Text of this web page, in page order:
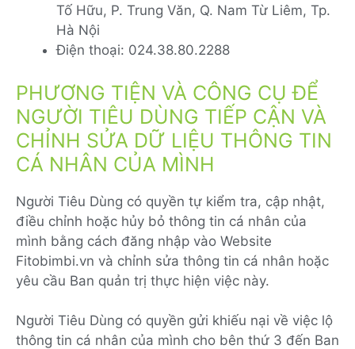
Tố Hữu, P. Trung Văn, Q. Nam Từ Liêm, Tp.
Hà Nội
Điện thoại: 024.38.80.2288
PHƯƠNG TIỆN VÀ CÔNG CỤ ĐỂ
NGƯỜI TIÊU DÙNG TIẾP CẬN VÀ
CHỈNH SỬA DỮ LIỆU THÔNG TIN
CÁ NHÂN CỦA MÌNH
Người Tiêu Dùng có quyền tự kiểm tra, cập nhật,
điều chỉnh hoặc hủy bỏ thông tin cá nhân của
mình bằng cách đăng nhập vào Website
Fitobimbi.vn và chỉnh sửa thông tin cá nhân hoặc
yêu cầu Ban quản trị thực hiện việc này.
Người Tiêu Dùng có quyền gửi khiếu nại về việc lộ
thông tin cá nhân của mình cho bên thứ 3 đến Ban